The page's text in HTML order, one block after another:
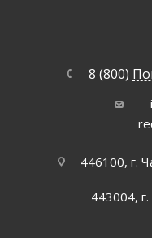
8 (800)
446100, г.
443004,